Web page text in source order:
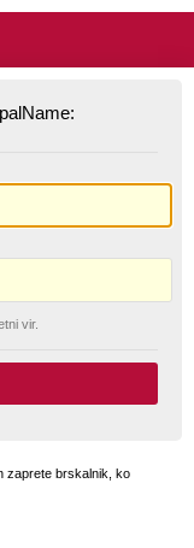
vir.
zaprete brskalnik, ko